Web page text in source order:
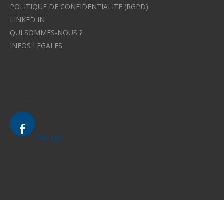
POLITIQUE DE CONFIDENTIALITE (RGPD)
LINKED IN
QUI SOMMES-NOUS ?
INFOS LEGALES
Partager